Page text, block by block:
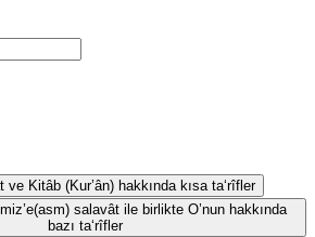
Kitâb (Kur’ân) hakkında kısa ta‘rîfler
salavât ile birlikte O’nun hakkında
bazı ta‘rîfler